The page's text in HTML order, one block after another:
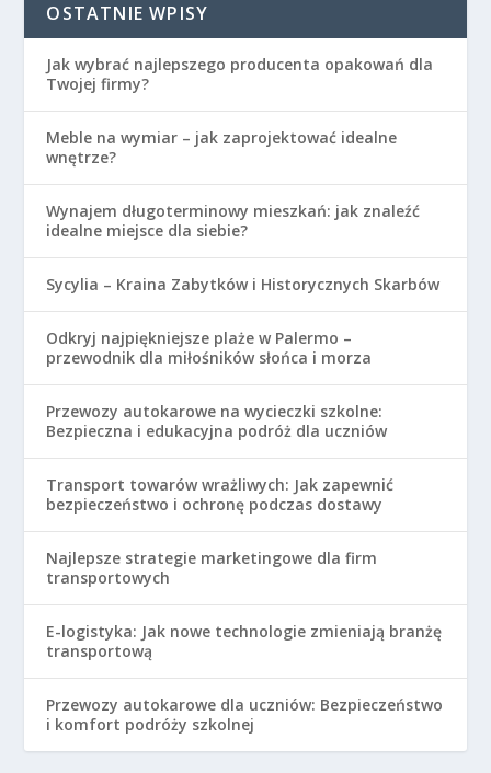
OSTATNIE WPISY
Jak wybrać najlepszego producenta opakowań dla
Twojej firmy?
Meble na wymiar – jak zaprojektować idealne
wnętrze?
Wynajem długoterminowy mieszkań: jak znaleźć
idealne miejsce dla siebie?
Sycylia – Kraina Zabytków i Historycznych Skarbów
Odkryj najpiękniejsze plaże w Palermo –
przewodnik dla miłośników słońca i morza
Przewozy autokarowe na wycieczki szkolne:
Bezpieczna i edukacyjna podróż dla uczniów
Transport towarów wrażliwych: Jak zapewnić
bezpieczeństwo i ochronę podczas dostawy
Najlepsze strategie marketingowe dla firm
transportowych
E-logistyka: Jak nowe technologie zmieniają branżę
transportową
Przewozy autokarowe dla uczniów: Bezpieczeństwo
i komfort podróży szkolnej